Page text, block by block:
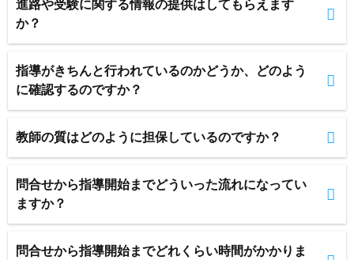
進路や受験に関する情報の提供はしてもらえます
か？
指導がきちんと行われているのかどうか、どのよう
に確認するのですか？
教師の質はどのように担保しているのですか？
問合せから指導開始までどういった流れになってい
ますか？
問合せから指導開始までどれくらい時間がかかりま